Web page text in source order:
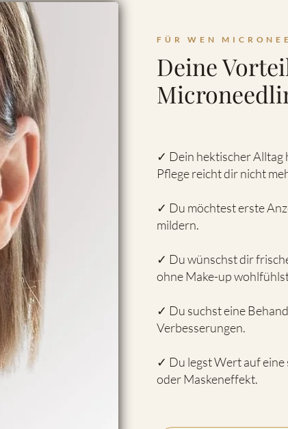
FÜR WEN
Deine
✓ Dein hektischer Alltag
Pflege reicht dir nicht
✓ Du möchtest erste
mildern.
✓ Du wünschst dir
ohne Make-up
✓ Du suchst eine
Verbesserungen.
✓ Du legst Wert auf
oder Maskeneffekt.